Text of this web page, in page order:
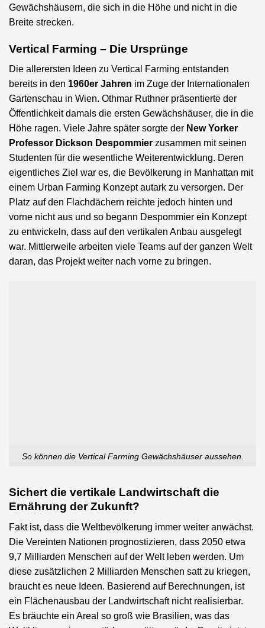
Gewächshäusern, die sich in die Höhe und nicht in die
Breite strecken.
Vertical Farming – Die Ursprünge
Die allerersten Ideen zu Vertical Farming entstanden
bereits in den 1960er Jahren im Zuge der Internationalen
Gartenschau in Wien. Othmar Ruthner präsentierte der
Öffentlichkeit damals die ersten Gewächshäuser, die in die
Höhe ragen. Viele Jahre später sorgte der New Yorker
Professor Dickson Despommier zusammen mit seinen
Studenten für die wesentliche Weiterentwicklung. Deren
eigentliches Ziel war es, die Bevölkerung in Manhattan mit
einem Urban Farming Konzept autark zu versorgen. Der
Platz auf den Flachdächern reichte jedoch hinten und
vorne nicht aus und so begann Despommier ein Konzept
zu entwickeln, dass auf den vertikalen Anbau ausgelegt
war. Mittlerweile arbeiten viele Teams auf der ganzen Welt
daran, das Projekt weiter nach vorne zu bringen.
So können die Vertical Farming Gewächshäuser aussehen.
Sichert die vertikale Landwirtschaft die
Ernährung der Zukunft?
Fakt ist, dass die Weltbevölkerung immer weiter anwächst.
Die Vereinten Nationen prognostizieren, dass 2050 etwa
9,7 Milliarden Menschen auf der Welt leben werden. Um
diese zusätzlichen 2 Milliarden Menschen satt zu kriegen,
braucht es neue Ideen. Basierend auf Berechnungen, ist
ein Flächenausbau der Landwirtschaft nicht realisierbar.
Es bräuchte ein Areal so groß wie Brasilien, was das